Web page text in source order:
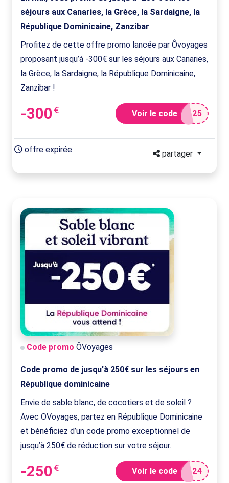
séjours aux Canaries, la Grèce, la Sardaigne, la
République Dominicaine, Zanzibar
Profitez de cette offre promo lancée par Ôvoyages
proposant jusqu’à -300€ sur les séjours aux Canaries,
la Grèce, la Sardaigne, la République Dominicaine,
Zanzibar !
-300 € Voir le code S25
offre expirée partager
Code promo ÔVoyages
Code promo de jusqu'à 250€ sur les séjours en
République dominicaine
Envie de sable blanc, de cocotiers et de soleil ?
Avec OVoyages, partez en République Dominicaine
et bénéficiez d’un code promo exceptionnel de
jusqu’à 250€ de réduction sur votre séjour.
-250 € Voir le code M24